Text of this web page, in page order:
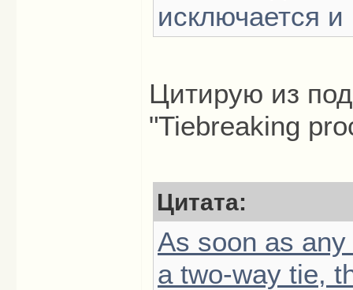
исключается
Цитирую из
"Tiebreaking
Цитата:
As soon as
a two-way tie,